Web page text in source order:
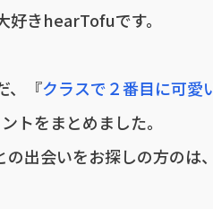
好きhearTofuです。
、『クラスで２番目に可愛
トをまとめました。
出会いをお探しの方のは